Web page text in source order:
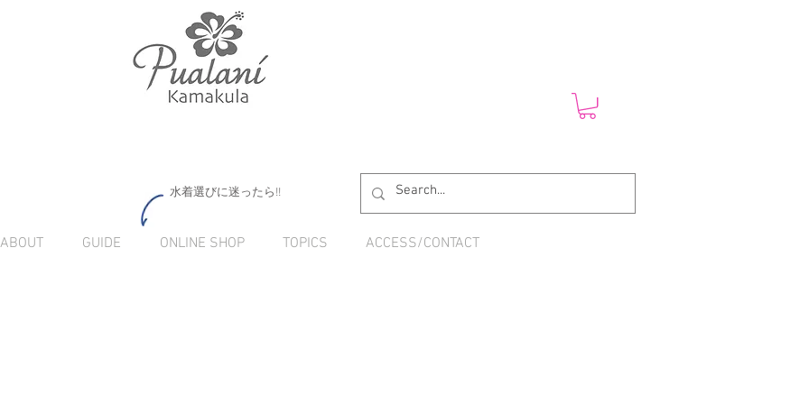
水着選びに迷ったら!!
ABOUT GUIDE ONLINE SHOP TOPICS ACCESS/CONTACT